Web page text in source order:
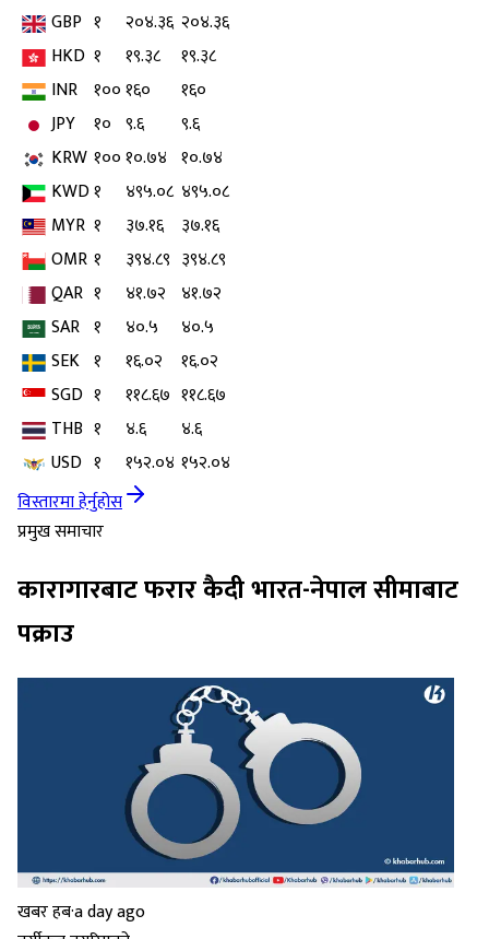
GBP १ २०४.३६ २०४.३६
HKD १ १९.३८
१९.३८
INR १००१६०
१६०
JPY
१० ९.६
९.६
KRW १००१०.७४ १०.७४
KWD१ ४९५.०८ ४९५.०८
MYR १ ३७.१६
३७.१६
OMR १ ३९४.८९ ३९४.८९
QAR १ ४१.७२ ४१.७२
SAR १ ४०.५
४०.५
SEK १ १६.०२
१६.०२
SGD १ ११८.६७ ११८.६७
THB १ ४.६
४.६
USD १ १५२.०४ १५२.०४
विस्तारमा हेर्नुहोस
प्रमुख समाचार
कारागारबाट फरार कैदी भारत-नेपाल सीमाबाट
पक्राउ
खबर हब·a day ago